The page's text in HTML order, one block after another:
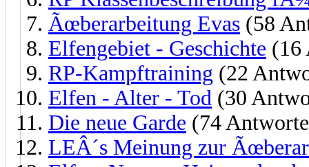
Ãœberarbeitung Evas (58
Elfengebiet - Geschichte (16
RP-Kampftraining (22
Elfen - Alter - Tod (30
Die neue Garde (74
LEÂ´s Meinung zur